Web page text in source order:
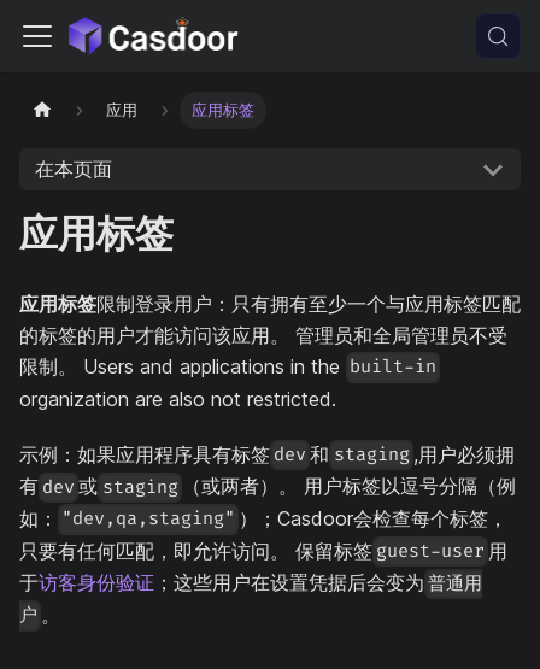
应用 应用标签
在本页面
应用标签
应用标签限制登录用户：只有拥有至少一个与应用标签匹配
的标签的用户才能访问该应用。 管理员和全局管理员不受
限制。 Users and applications in the built-in
organization are also not restricted.
示例：如果应用程序具有标签 dev 和 staging ,用户必须拥
有 dev 或 staging
（或两者）。 用户标签以逗号分隔（例
如：
"dev,qa,staging" ）；Casdoor会检查每个标签，
只要有任何匹配，即允许访问。 保留标签 guest-user 用
于访客身份验证 ；这些用户在设置凭据后会变为 普通用
户 。